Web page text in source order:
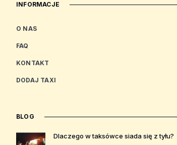
INFORMACJE
O NAS
FAQ
KONTAKT
DODAJ TAXI
BLOG
Dlaczego w taksówce siada się z tyłu?